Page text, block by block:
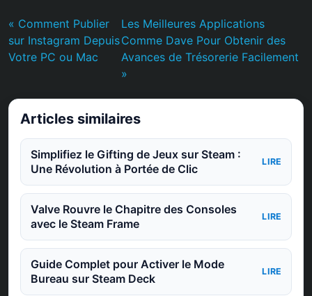
« Comment Publier
sur Instagram Depuis
Votre PC ou Mac
Les Meilleures Applications
Comme Dave Pour Obtenir des
Avances de Trésorerie Facilement
»
Articles similaires
Simplifiez le Gifting de Jeux sur Steam :
Une Révolution à Portée de Clic
LIRE
Valve Rouvre le Chapitre des Consoles
avec le Steam Frame
LIRE
Guide Complet pour Activer le Mode
Bureau sur Steam Deck
LIRE